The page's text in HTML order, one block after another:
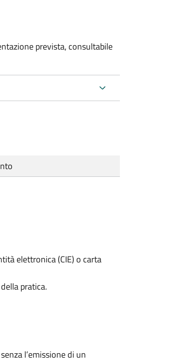
prevista, consultabile
elettronica (CIE) o carta
pratica.
l’emissione di un